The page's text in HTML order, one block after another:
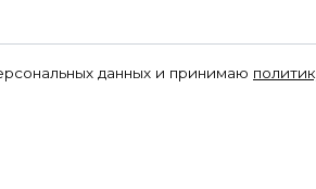
данных и принимаю